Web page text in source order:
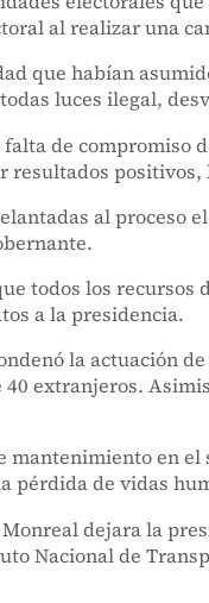
al realizar una
que habían
luces ilegal,
de compromiso
al
todos los
a la presidencia.
la actuación
extranjeros.
mantenimiento en
pérdida de vidas
dejara la
Nacional de